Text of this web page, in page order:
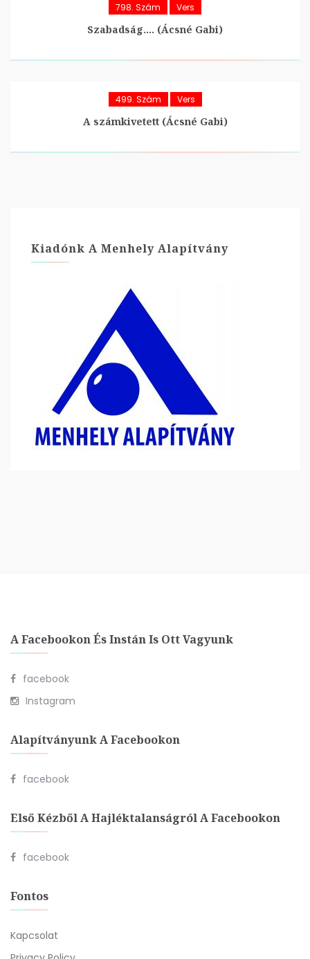
798. Szám Vers
Szabadság…. (Ácsné Gabi)
499. Szám Vers
A számkivetett (Ácsné Gabi)
Kiadónk A Menhely Alapítvány
A Facebookon És Instán Is Ott Vagyunk
facebook
Instagram
Alapítványunk A Facebookon
facebook
Első Kézből A Hajléktalanságról A Facebookon
facebook
Fontos
Kapcsolat